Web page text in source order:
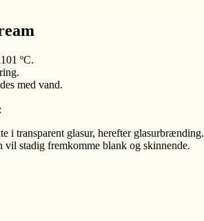
ºC.
med vand.
i transparent glasur, herefter glasurbrænding.
stadig fremkomme blank og skinnende.